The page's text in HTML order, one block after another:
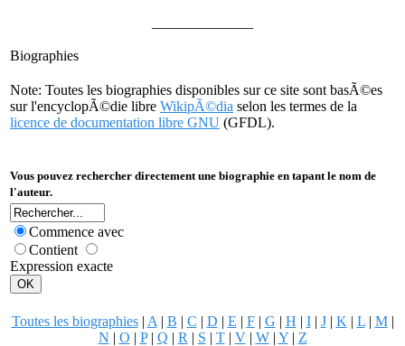
Biographies
Note: Toutes les biographies disponibles sur ce site sont basÃ©es
sur l'encyclopÃ©die libre WikipÃ©dia selon les termes de la
licence de documentation libre GNU (GFDL).
Vous pouvez rechercher directement une biographie en tapant le nom de
l'auteur.
Commence avec
Contient
Expression exacte
Toutes les biographies| A | B | C | D | E | F| G | H | I| J| K | L| M|
N | O | P| Q | R | S | T| V| W| Y| Z